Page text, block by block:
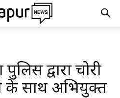
द्वारा चोरी
के साथ अभियुक्त